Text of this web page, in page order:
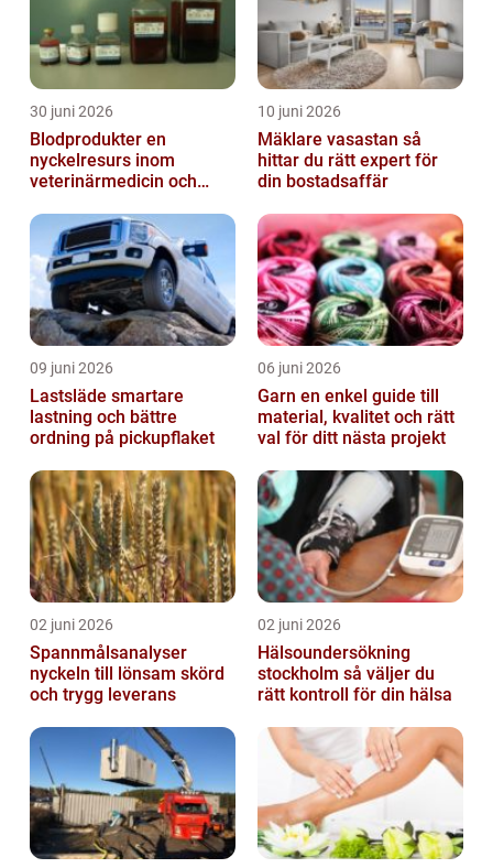
30 juni 2026
Blodprodukter en
nyckelresurs inom
veterinärmedicin och
10 juni 2026
Mäklare vasastan så
hittar du rätt expert för
din bostadsaffär
09 juni 2026
Lastsläde smartare
lastning och bättre
ordning på pickupflaket
06 juni 2026
Garn en enkel guide till
material, kvalitet och rätt
val för ditt nästa projekt
02 juni 2026
Spannmålsanalyser
nyckeln till lönsam skörd
och trygg leverans
02 juni 2026
Hälsoundersökning
stockholm så väljer du
rätt kontroll för din hälsa